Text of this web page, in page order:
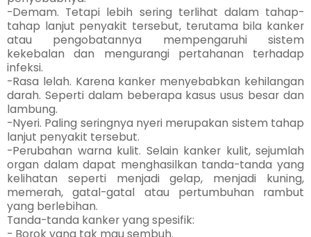
-Demam. Tetapi lebih sering terlihat dalam tahap-
tahap lanjut penyakit tersebut, terutama bila kanker
atau pengobatannya mempengaruhi sistem
kekebalan dan mengurangi pertahanan terhadap
infeksi.
-Rasa lelah. Karena kanker menyebabkan kehilangan
darah. Seperti dalam beberapa kasus usus besar dan
lambung.
-Nyeri. Paling seringnya nyeri merupakan sistem tahap
lanjut penyakit tersebut.
-Perubahan warna kulit. Selain kanker kulit, sejumlah
organ dalam dapat menghasilkan tanda-tanda yang
kelihatan seperti menjadi gelap, menjadi kuning,
memerah, gatal-gatal atau pertumbuhan rambut
yang berlebihan.
Tanda-tanda kanker yang spesifik: